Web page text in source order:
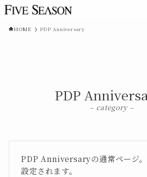
HOME PDP Anniversary
PDP
– category –
PDP Anniversaryの通常ページ
設定されます。